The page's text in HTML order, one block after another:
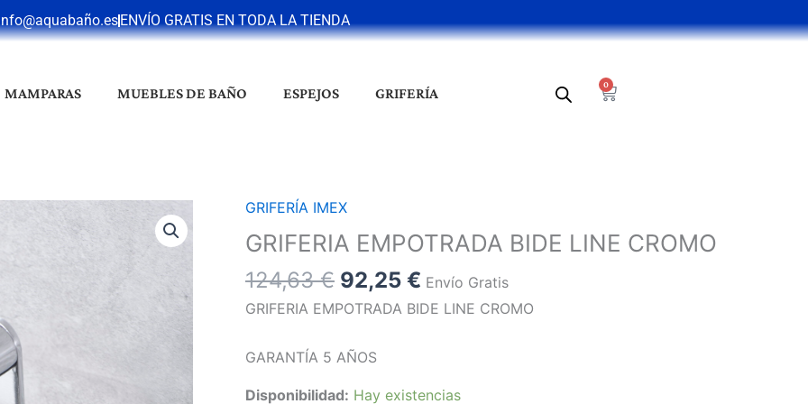
ENVÍO GRATIS EN TODA LA TIENDA
MAMPARAS MUEBLES DE BAÑO ESPEJOS GRIFERÍA
0
Cart
GRIFERÍA IMEX
GRIFERIA EMPOTRADA BIDE LINE CROMO
124,63€
El
precio
original
era:
124,63 €.
92,25 €
precio
actual
es:
92,25 €.
Envío Gratis
GRIFERIA EMPOTRADA BIDE LINE CROMO
GARANTÍA 5 AÑOS
Disponibilidad: Hay existencias
GRIFERIA
EMPOTRADA
BIDE
LINE
CROMO